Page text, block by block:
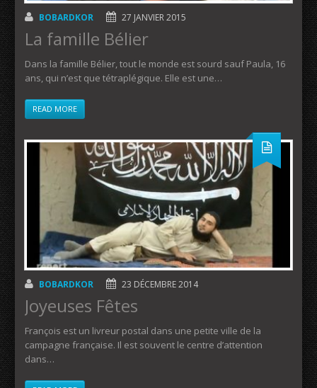
BOBARDKOR 27 JANVIER 2015
La famille Bélier
Dans la famille Bélier, tout le monde est sourd sauf Paula, 16
ans, qui n’est que tétraplégique. Elle est une…
READ MORE
BOBARDKOR 23 DÉCEMBRE 2014
Joyeuses Fêtes
François est un livreur postal dans une petite ville de la
campagne française. Il est souvent le centre d’attention
dans…